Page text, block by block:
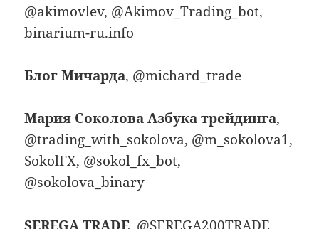
@akimovlev, @Akimov_Trading_bot,
binarium-ru.info
Блог Мичарда, @michard_trade
Мария Соколова Азбука трейдинга,
@trading_with_sokolova, @m_sokolova1,
SokolFX, @sokol_fx_bot,
@sokolova_binary